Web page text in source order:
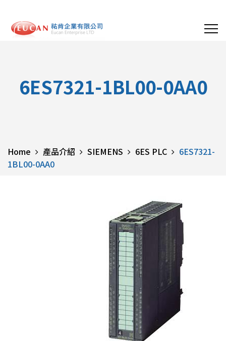
6ES7321-1BL00-0AA0
Home 產品介紹 SIEMENS 6ES PLC
6ES7321-
1BL00-0AA0